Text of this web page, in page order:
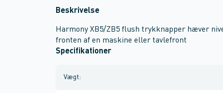
Beskrivelse
Harmony XB5/ZB5 flush trykknapper hæver
fronten af en maskine eller tavlefront
Specifikationer
Vægt: